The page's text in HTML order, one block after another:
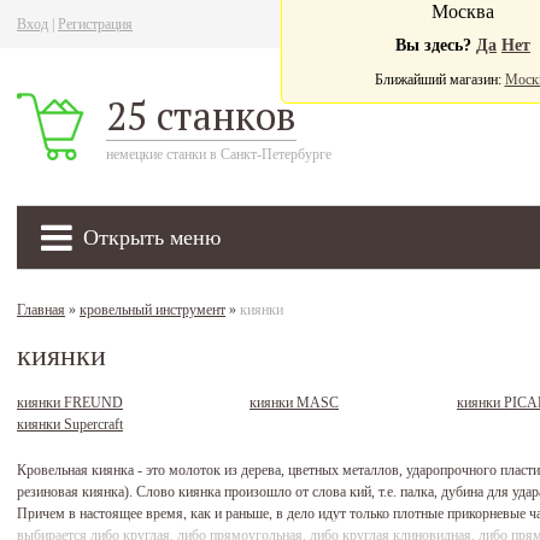
Вход Регистрация
25 станков
немецкие станки в Санкт-Петербурге
Открыть меню
Москва
Вы здесь? Да Нет
Ближайший магазин:
Главная » кровельный инструмент » киянки
киянки
киянки FREUND киянки MASC
киянки
киянки Supercraft
Кровельная киянка - это молоток из дерева, цветных металлов, ударопрочного
резиновая киянка). Слово киянка произошло от слова кий, т.е. палка, дубина для
Причем в настоящее время, как и раньше, в дело идут только плотные прикорневые
выбирается либо круглая, либо прямоугольная, либо круглая клиновидная, либо